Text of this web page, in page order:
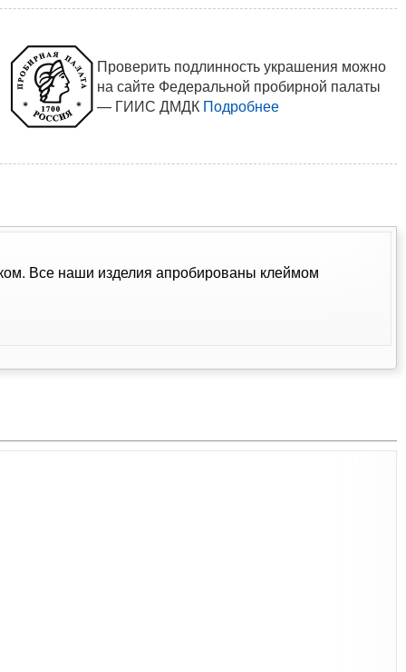
Проверить подлинность украшения можно
на сайте Федеральной пробирной палаты
— ГИИС ДМДК Подробнее
Все наши изделия апробированы клеймом